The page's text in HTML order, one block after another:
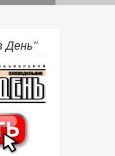
День"